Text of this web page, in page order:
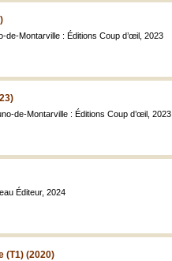
de-Montarville : Éditions Coup d’œil, 2023
de-Montarville : Éditions Coup d’œil, 2023
Éditeur, 2024
(T1) (2020)